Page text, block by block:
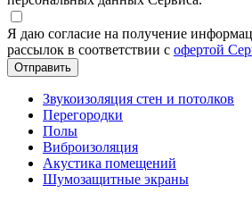
Я даю согласие на получение
рассылок в соответствии с офертой
Звукоизоляция стен и потолков
Перегородки
Полы
Виброизоляция
Акустика помещений
Шумозащитные экраны